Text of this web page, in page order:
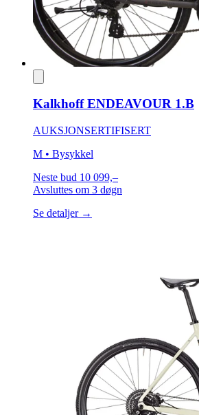
Kalkhoff ENDEAVOUR 1.B
AUKSJONSERTIFISERT
M • Bysykkel
Neste bud 10 099,–
Avsluttes om 3 døgn
Se detaljer →